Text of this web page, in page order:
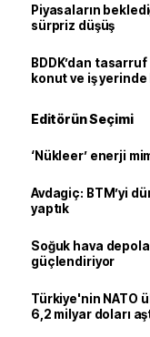
Piyasaların
sürpriz düşüş
BDDK’dan
konut ve iş
Editörün Seçimi
‘Nükleer’ enerji
Avdagiç: BTM’yi
yaptık
Soğuk hava
güçlendiriyor
Türkiye'nin NATO
6,2 milyar doları